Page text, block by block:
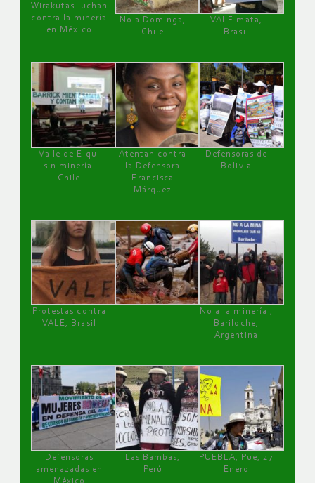
Wirakutas luchan
contra la minería
en México
No a Dominga,
Chile
VALE mata,
Brasil
Valle de Elqui
sin minería.
Chile
Atentan contra
la Defensora
Francisca
Márquez
Defensoras de
Bolivia
Protestas contra
VALE, Brasil
No a la minería ,
Bariloche,
Argentina
Defensoras
amenazadas en
Las Bambas,
Perú
PUEBLA, Pue, 27
Enero